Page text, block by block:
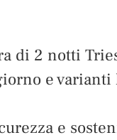
di 2 notti
e varianti
e